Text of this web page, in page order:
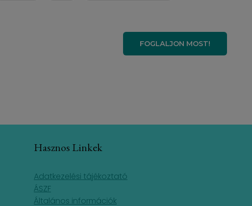
FOGLALJON MOST!
Hasznos Linkek
Adatkezelési tájékoztató
ÁSZF
Általános információk